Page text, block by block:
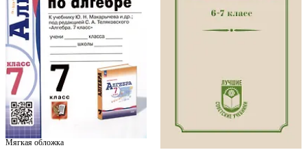
Мягкая обложка